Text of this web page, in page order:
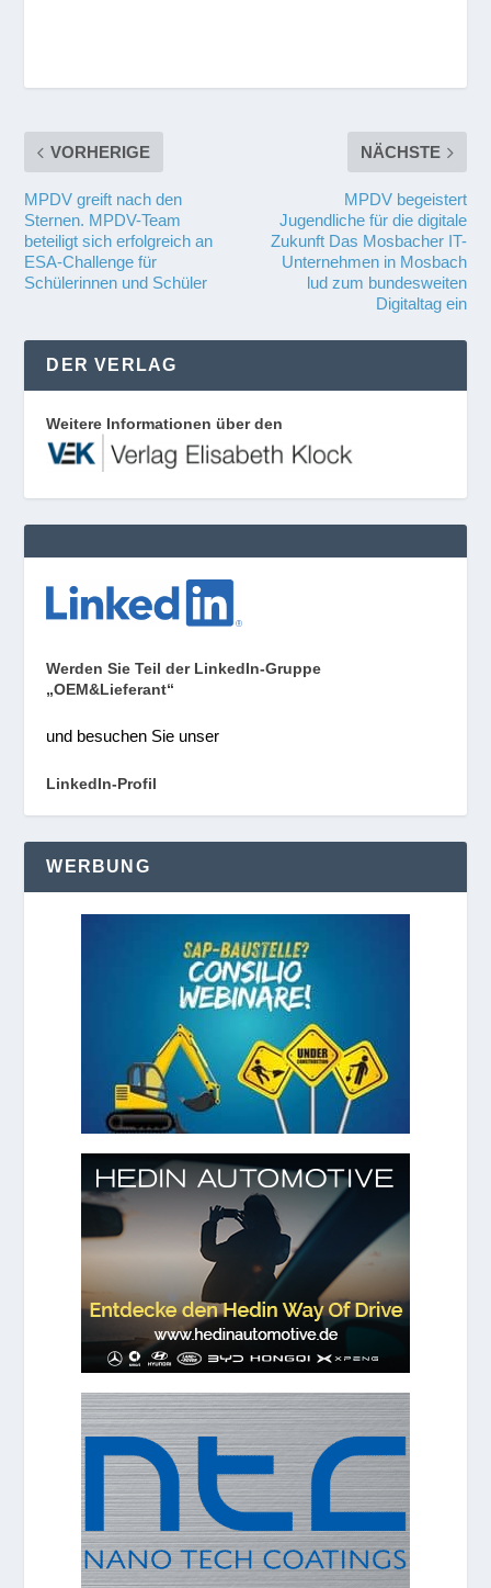
VORHERIGE
MPDV greift nach den
Sternen. MPDV-Team
beteiligt sich erfolgreich an
ESA-Challenge für
Schülerinnen und Schüler
NÄCHSTE
MPDV begeistert
Jugendliche für die digitale
Zukunft Das Mosbacher IT-
Unternehmen in Mosbach
lud zum bundesweiten
Digitaltag ein
DER VERLAG
Weitere Informationen über den
Werden Sie Teil der LinkedIn-Gruppe
„OEM&Lieferant“
und besuchen Sie unser
LinkedIn-Profil
WERBUNG